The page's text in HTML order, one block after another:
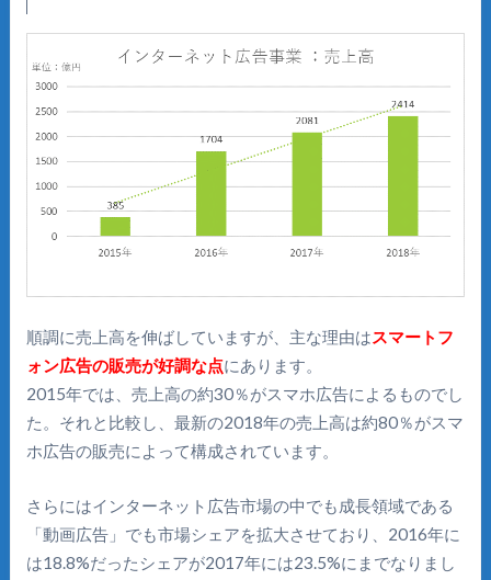
順調に売上高を伸ばしていますが、主な理由はスマートフ
ォン広告の販売が好調な点にあります。
2015年では、売上高の約30％がスマホ広告によるものでし
た。それと比較し、最新の2018年の売上高は約80％がスマ
ホ広告の販売によって構成されています。
さらにはインターネット広告市場の中でも成長領域である
「動画広告」でも市場シェアを拡大させており、2016年に
は18.8%だったシェアが2017年には23.5%にまでなりまし